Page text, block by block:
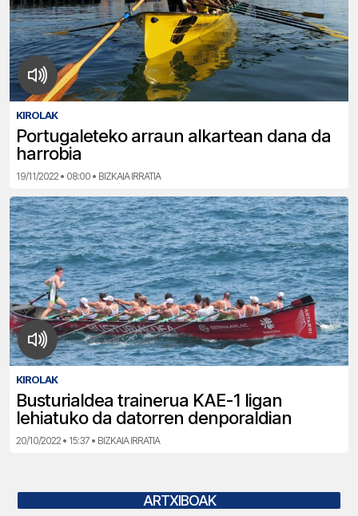
KIROLAK
Portugaleteko arraun alkartean dana da
harrobia
19/11/2022 • 08:00 • BIZKAIA IRRATIA
KIROLAK
Busturialdea trainerua KAE-1 ligan
lehiatuko da datorren denporaldian
20/10/2022 • 15:37 • BIZKAIA IRRATIA
ARTXIBOAK